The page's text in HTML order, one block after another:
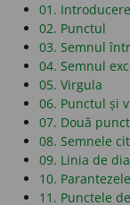
01. Introducere
02. Punctul
03. Semnul
04. Semnul
05. Virgula
06. Punctul și
07. Două
08. Semnele
09. Linia de
10. Parantezele
11. Punctele